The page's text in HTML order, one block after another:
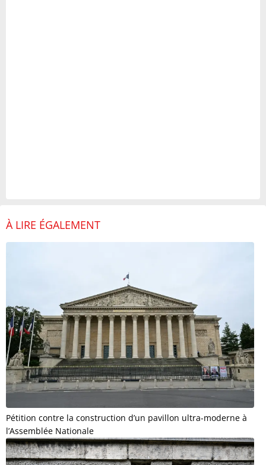
À LIRE ÉGALEMENT
Pétition contre la construction d’un pavillon ultra-moderne à
l’Assemblée Nationale